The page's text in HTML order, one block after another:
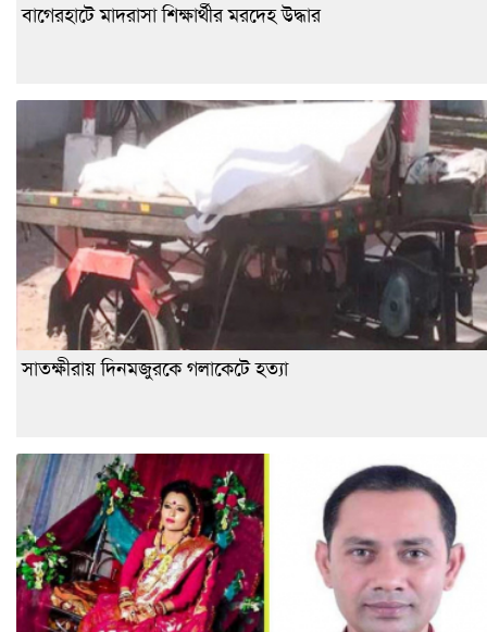
বাগেরহাটে মাদরাসা শিক্ষার্থীর মরদেহ উদ্ধার
সাতক্ষীরায় দিনমজুরকে গলাকেটে হত্যা